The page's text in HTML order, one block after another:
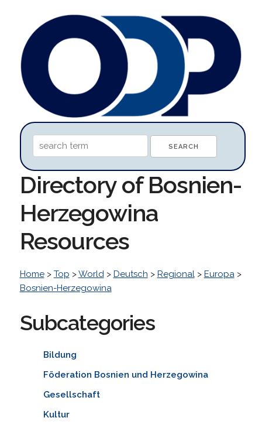
Directory of Bosnien-
Herzegowina
Resources
Home> Top >World> Deutsch > Regional> Europa>
Bosnien-Herzegowina
Subcategories
Bildung
Föderation Bosnien und Herzegowina
Gesellschaft
Kultur